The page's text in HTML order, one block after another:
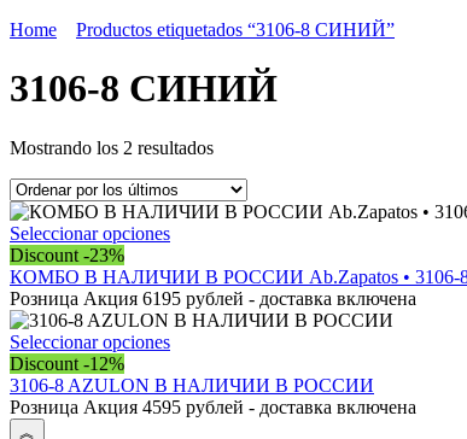
Home
Productos etiquetados “3106-8 СИНИЙ”
3106-8 СИНИЙ
Mostrando los 2 resultadosOrdenado
los
últimos
Seleccionar opcionesEste
tiene
múltiples
variantes.
Las
se
pueden
Discount -23%
КОМБО В НАЛИЧИИ В РОССИИ Ab.Zapatos • 3106-8 •
Розница Акция 6195 рублей - доставка включена
Seleccionar opcionesEste
tiene
múltiples
Discount -12%
3106-8 AZULON В НАЛИЧИИ В РОССИИ
Розница Акция 4595 рублей - доставка включена